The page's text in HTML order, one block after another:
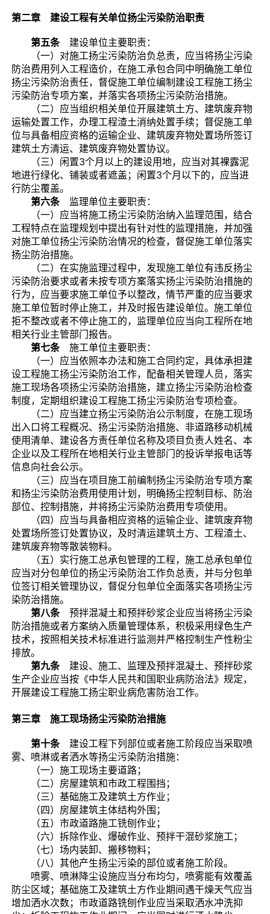
第二章 建设工程有关单位扬尘污染防治职责
第五条建设单位主要职责：
（一）对施工扬尘污染防治负总责，应当将扬尘污染
防治费用列入工程造价，在施工承包合同中明确施工单位
扬尘污染防治责任，督促施工单位编制建设工程施工扬尘
污染防治专项方案，并落实各项扬尘污染防治措施。
（二）应当组织相关单位开展建筑土方、建筑废弃物
运输处置工作，办理工程渣土消纳处置手续；督促施工单
位与具备相应资格的运输企业、建筑废弃物处置场所签订
建筑土方清运、建筑废弃物处置协议。
（三）闲置3个月以上的建设用地，应当对其裸露泥
地进行绿化、铺装或者遮盖；闲置3个月以下的，应当进
行防尘覆盖。
第六条监理单位主要职责：
（一）应当将施工扬尘污染防治纳入监理范围，结合
工程特点在监理规划中提出有针对性的监理措施，并加强
对施工单位扬尘污染防治情况的检查，督促施工单位落实
扬尘防治措施。
（二）在实施监理过程中，发现施工单位有违反扬尘
污染防治要求或者未按专项方案落实扬尘污染防治措施的
行为，应当要求施工单位予以整改，情节严重的应当要求
施工单位暂时停止施工，并及时报告建设单位。施工单位
拒不整改或者不停止施工的，监理单位应当向工程所在地
相关行业主管部门报告。
第七条施工单位主要职责：
（一）应当依照本办法和施工合同约定，具体承担建
设工程施工扬尘污染防治工作，配备相关管理人员，落实
施工现场各项扬尘污染防治措施，建立扬尘污染防治检查
制度，定期组织建设工程施工扬尘污染防治专项检查。
（二）应当建立扬尘污染防治公示制度，在施工现场
出入口将工程概况、扬尘污染防治措施、非道路移动机械
使用清单、建设各方责任单位名称及项目负责人姓名、本
企业以及工程所在地相关行业主管部门的投诉举报电话等
信息向社会公示。
（三）应当在项目施工前编制扬尘污染防治专项方案
和扬尘污染防治费用使用计划，明确扬尘控制目标、防治
部位、控制措施，并将扬尘污染防治费用专项使用。
（四）应当与具备相应资格的运输企业、建筑废弃物
处置场所签订处置协议，及时清运建筑土方、工程渣土、
建筑废弃物等散装物料。
（五）实行施工总承包管理的工程，施工总承包单位
应当对分包单位的扬尘污染防治工作负总责，并与分包单
位签订相关管理协议，督促分包单位全面落实各项扬尘污
染防治措施。
第八条预拌混凝土和预拌砂浆企业应当将扬尘污染
防治措施或者方案纳入质量管理体系，积极采用绿色生产
技术，按照相关技术标准进行监测并严格控制生产性粉尘
排放。
第九条建设、施工、监理及预拌混凝土、预拌砂浆
生产企业应当按《中华人民共和国职业病防治法》规定，
开展建设工程施工扬尘职业病危害防治工作。
第三章 施工现场扬尘污染防治措施
第十条建设工程下列部位或者施工阶段应当采取喷
雾、喷淋或者洒水等扬尘污染防治措施：
（一）施工现场主要道路；
（二）房屋建筑和市政工程围挡；
（三）基础施工及建筑土方作业；
（四）房屋建筑主体结构外围；
（五）市政道路施工铣刨作业；
（六）拆除作业、爆破作业、预拌干混砂浆施工；
（七）场内装卸、搬移物料；
（八）其他产生扬尘污染的部位或者施工阶段。
喷雾、喷淋降尘设施应当分布均匀，喷雾能有效覆盖
防尘区域；基础施工及建筑土方作业期间遇干燥天气应当
增加洒水次数；市政道路铣刨作业应当采取洒水冲洗抑